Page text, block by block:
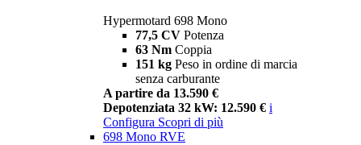
Hypermotard 698 Mono
77,5 CV Potenza
63 Nm Coppia
151 kg Peso in ordine di marcia
senza carburante
A partire da 13.590 €
Depotenziata 32 kW: 12.590 € i
Configura Scopri di più
698 Mono RVE